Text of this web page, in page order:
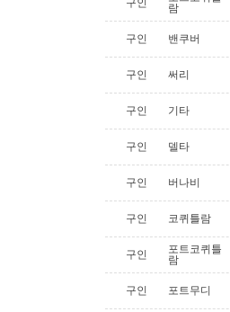
구인
람
구인 밴쿠버
구인 써리
구인 기타
구인 델타
구인 버나비
구인 코퀴틀람
구인
포트코퀴틀
람
구인 포트무디